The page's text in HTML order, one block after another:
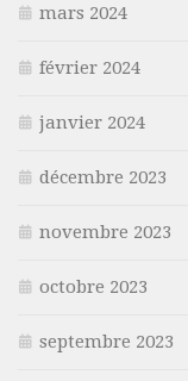
mars 2024
février 2024
janvier 2024
décembre 2023
novembre 2023
octobre 2023
septembre 2023